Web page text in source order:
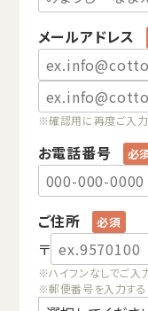
メールアドレス
※確認用に再度ご入力
お電話番号
ご住所
〒
※ハイフンなしでご入
※郵便番号を入力する